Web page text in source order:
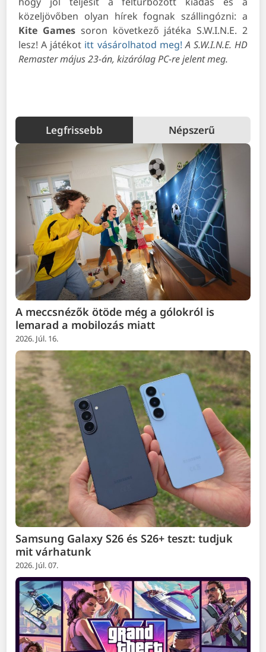
közeljövőben olyan hírek fognak szállingózni: a
Kite Gamessoron következő játéka S.W.I.N.E. 2
lesz! A játékot itt vásárolhatod meg! A S.W.I.N.E. HD
Remaster május 23-án, kizárólag PC-re jelent meg.
Legfrissebb Népszerű
A meccsnézők ötöde még a gólokról is
lemarad a mobilozás miatt
2026. Júl. 16.
Samsung Galaxy S26 és S26+ teszt: tudjuk
mit várhatunk
2026. Júl. 07.